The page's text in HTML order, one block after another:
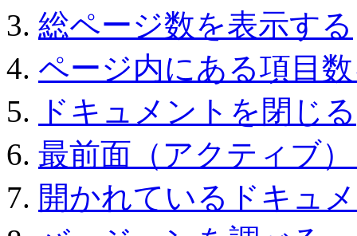
総ページ数を表示する
ページ内にある項目
ドキュメントを閉じる
最前面（アクティブ
開かれているドキュ